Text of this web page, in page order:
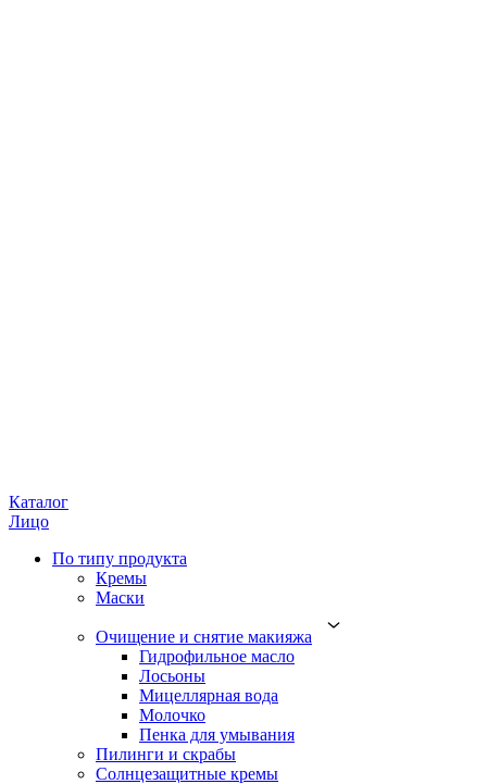
Каталог
Лицо
По типу продукта
Кремы
Маски
Очищение и снятие макияжа
Гидрофильное масло
Лосьоны
Мицеллярная вода
Молочко
Пенка для умывания
Пилинги и скрабы
Солнцезащитные кремы